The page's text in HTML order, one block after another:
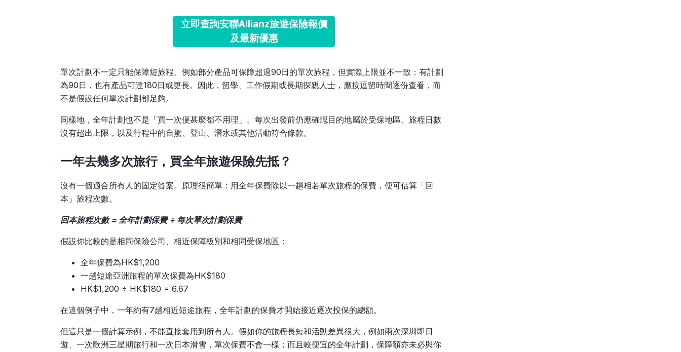
立即查詢安聯Allianz旅遊保險報價
及最新優惠
單次計劃不一定只能保障短旅程。例如部分產品可保障超過90日的單次旅程，但實際上限並不一致：有計劃
為90日，也有產品可達180日或更長。因此，留學、工作假期或長期探親人士，應按逗留時間逐份查看，而
不是假設任何單次計劃都足夠。
同樣地，全年計劃也不是「買一次便甚麼都不用理」。每次出發前仍應確認目的地屬於受保地區、旅程日數
沒有超出上限，以及行程中的自駕、登山、潛水或其他活動符合條款。
一年去幾多次旅行，買全年旅遊保險先抵？
沒有一個適合所有人的固定答案。原理很簡單：用全年保費除以一趟相若單次旅程的保費，便可估算「回
本」旅程次數。
回本旅程次數 = 全年計劃保費 ÷ 每次單次計劃保費
假設你比較的是相同保險公司、相近保障級別和相同受保地區：
全年保費為HK$1,200
一趟短途亞洲旅程的單次保費為HK$180
HK$1,200 ÷ HK$180 = 6.67
在這個例子中，一年約有7趟相近短途旅程，全年計劃的保費才開始接近逐次投保的總額。
但這只是一個計算示例，不能直接套用到所有人。假如你的旅程長短和活動差異很大，例如兩次深圳即日
遊、一次歐洲三星期旅行和一次日本滑雪，單次保費不會一樣；而且較便宜的全年計劃，保障額亦未必與你